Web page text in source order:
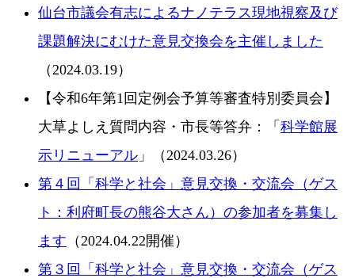
仙台市議会有志によるナノテラス現地視察及び
課題解決にむけた意見交換会を主催しました
（2024.03.19）
【令和6年第1回定例会予算等審査特別委員会】
大草よしえ質問内容・市長等答弁：「 科学館展
示リニューアル 」（2024.03.26）
第４回「科学と社会」意見交換・交流会（ゲス
ト：利府町長の熊谷大さん）の参加者を募集し
ます （2024.04.22開催）
第３回「科学と社会」意見交換・交流会（ゲス